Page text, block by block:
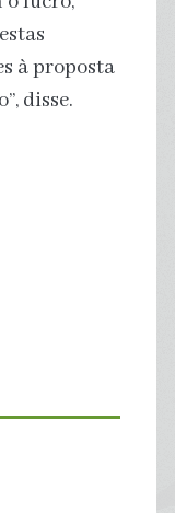
à proposta
disse.